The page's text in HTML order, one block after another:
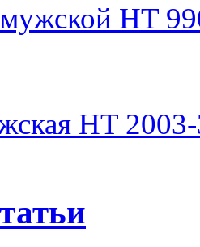
HT
HT